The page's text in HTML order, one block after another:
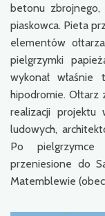
betonu
piaskowca. Pieta
elementów
pielgrzymki
wykonał
hipodromie. Ołtarz
realizacji projektu
ludowych,
Po pielgrzymce
przeniesione do
Matemblewie